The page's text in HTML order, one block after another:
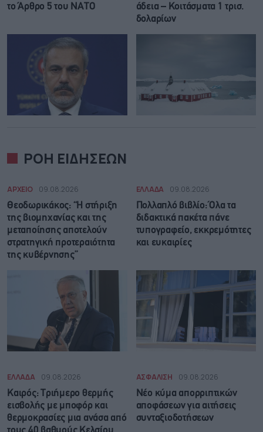
τo Άρθρο 5 του ΝΑΤΟ
άδεια – Κοιτάσματα 1 τρισ.
δολαρίων
ΡΟΗ ΕΙΔΗΣΕΩΝ
ΑΡΧΕΙΟ 09.08.2026
Θεοδωρικάκος: “Η στήριξη
της βιομηχανίας και της
μεταποίησης αποτελούν
στρατηγική προτεραιότητα
της κυβέρνησης”
ΕΛΛΑΔΑ 09.08.2026
Πολλαπλό βιβλίο: Όλα τα
διδακτικά πακέτα πάνε
τυπογραφείο, εκκρεμότητες
και ευκαιρίες
ΕΛΛΑΔΑ 09.08.2026
Καιρός: Τριήμερο θερμής
εισβολής με μποφόρ και
θερμοκρασίες μια ανάσα από
ΑΣΦΑΛΙΣΗ 09.08.2026
Νέο κύμα απορριπτικών
αποφάσεων για αιτήσεις
συνταξιοδοτήσεων